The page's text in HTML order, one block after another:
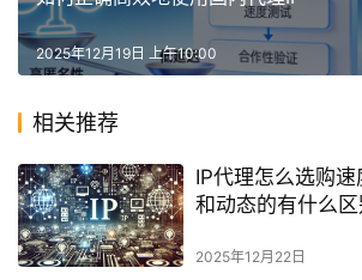
2025年12月19日 上午10:00
相关推荐
IP代理怎么选购
和动态的有什么区
2025年12月22日